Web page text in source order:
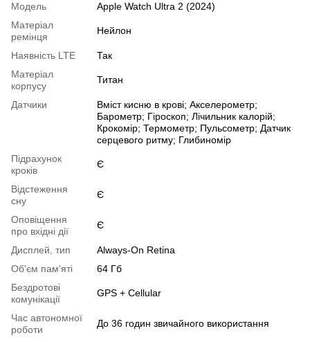
Модель
Apple Watch Ultra 2 (2024)
Матеріал
ремінця
Нейлон
Наявність LTE
Так
Матеріал
корпусу
Титан
Датчики
Вміст кисню в крові; Акселерометр;
Барометр; Гіроскоп; Лічильник калорій;
Крокомір; Термометр; Пульсометр; Датчик
серцевого ритму; Глибиномір
Підрахунок
кроків
Є
Відстеження
сну
Є
Оповіщення
про вхідні дії
Є
Дисплей, тип
Always-On Retina
Об'єм пам'яті
64 Гб
Бездротові
комунікації
GPS + Cellular
Час автономної
роботи
До 36 годин звичайного використання